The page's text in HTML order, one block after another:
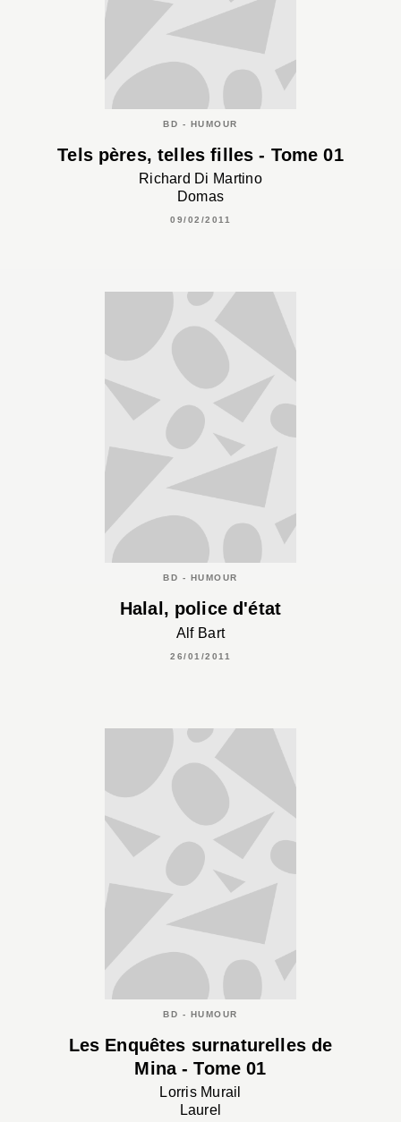
BD - HUMOUR
Tels pères, telles filles - Tome 01
Richard Di Martino
Domas
09/02/2011
BD - HUMOUR
Halal, police d'état
Alf Bart
26/01/2011
BD - HUMOUR
Les Enquêtes surnaturelles de
Mina - Tome 01
Lorris Murail
Laurel